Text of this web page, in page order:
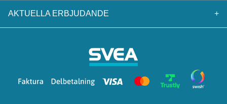
AKTUELLA ERBJUDANDE +